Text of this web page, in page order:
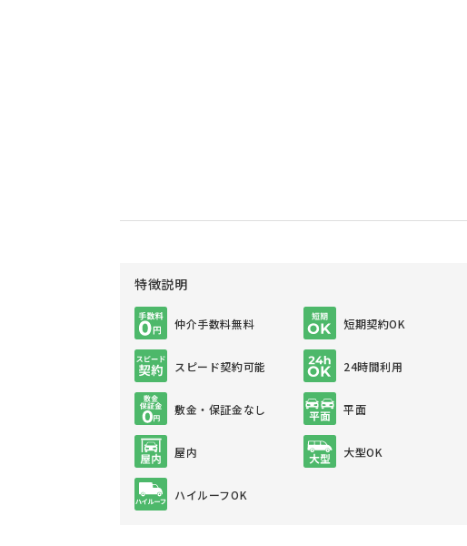
特徴説明
仲介手数料無料 短期契約OK
スピード契約可能 24時間利用
敷金・保証金なし 平面
屋内 大型OK
ハイルーフOK